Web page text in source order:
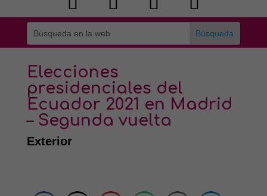
Elecciones
presidenciales del
Ecuador 2021 en Madrid
– Segunda vuelta
Exterior